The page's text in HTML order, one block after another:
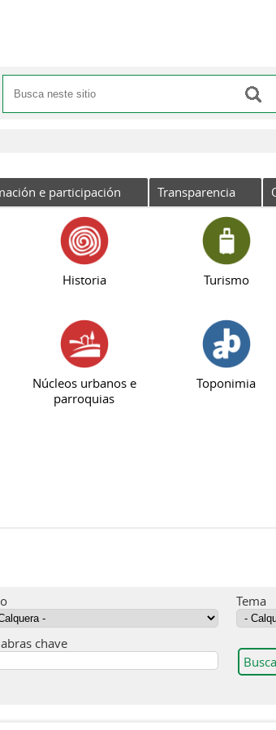
Formulario de busca
Buscar
e participación Transparencia
Historia Turismo
Núcleos urbanos e
parroquias
Toponimia
Tema
chave